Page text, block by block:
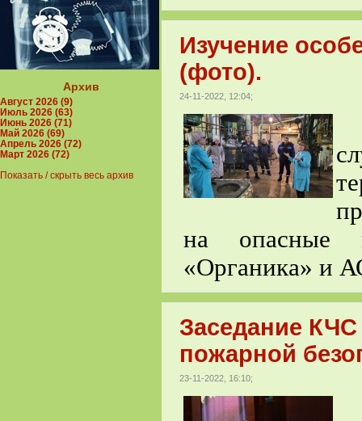
Изучение
(фото).
24-11-2022, 12:04;
на опасные
«Органика» и
Заседание
пожарной
23-11-2022, 16:10;
Архив
Август 2026 (9)
Июль 2026 (63)
Июнь 2026 (71)
Май 2026 (69)
Апрель 2026 (72)
Март 2026 (72)
Показать / скрыть весь архив